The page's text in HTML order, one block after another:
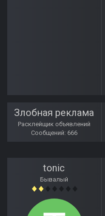
Злобная реклама
Расклейщик объявлений
Сообщений: 666
tonic
Бывалый